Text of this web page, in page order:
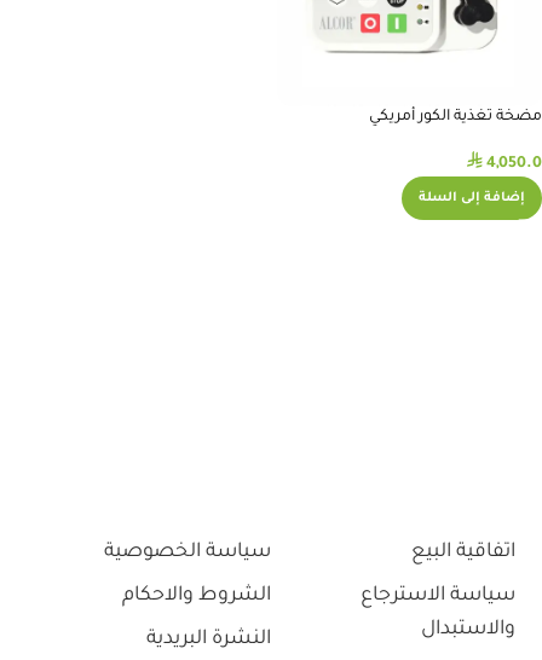
مضخة تغذية الكور أمريكي
⃁ 4,050.0
إضافة إلى السلة
اتفاقية البيع
سياسة الاسترجاع
والاستبدال
سياسة الخصوصية
الشروط والاحكام
النشرة البريدية